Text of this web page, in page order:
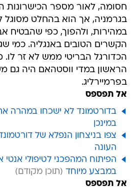
חסומה, לאור מספר הכישרונות
בגרמניה, אך הוא בהחלט
במהירות, ולהפוך, כפי שהבטיח
הקשרים הטובים באנגליה. כמי
הכדורגל הבריטי ממש לא זר
בפרמיירליג.
אל תפספס
בדורטמונד לא ישכחו במהרה
במינכן
צפו בניצחון הנפלא של
העונה
הפיתוח המהפכני לטיפולי אנטי
במבצע מיוחד
אל תפספס